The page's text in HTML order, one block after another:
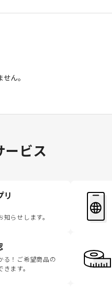
ん。
ービス
リ
らせします。
る！ご希望商品の
ます。